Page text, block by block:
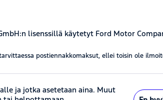
lisenssillä käytetyt Ford Motor
postiennakkomaksut, ellei toisin ole
ja jotka asetetaan aina. Muut